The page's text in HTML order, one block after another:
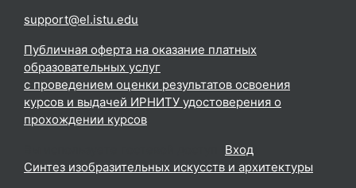
support@el.istu.edu
Публичная оферта на оказание платных
образовательных услуг
с проведением оценки результатов освоения
курсов и выдачей ИРНИТУ удостоверения о
прохождении курсов
Вход
Синтез изобразительных искусств и архитектуры